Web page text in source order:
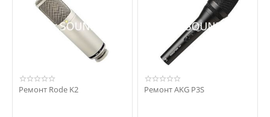
Ремонт Rode K2 Ремонт AKG P3S